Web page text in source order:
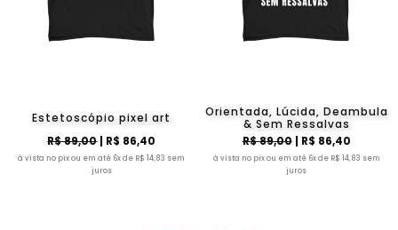
Estetoscópio pixel art
R$ 89,00| R$ 86,40
à vista no pix ou em até 6x de R$ 14,83 sem
juros
Orientada, Lúcida, Deambula
& Sem Ressalvas
R$ 89,00| R$ 86,40
à vista no pix ou em até 6x de R$ 14,83 sem
juros